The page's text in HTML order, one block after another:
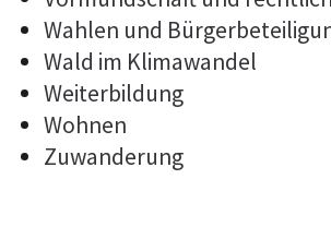
Wahlen und
Wald im Klimawandel
Weiterbildung
Wohnen
Zuwanderung